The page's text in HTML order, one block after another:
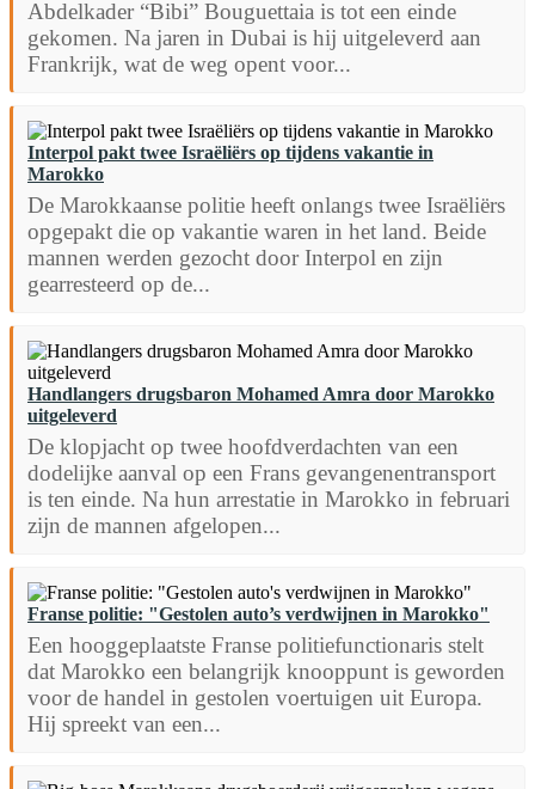
Abdelkader “Bibi” Bouguettaia is tot een einde
gekomen. Na jaren in Dubai is hij uitgeleverd aan
Frankrijk, wat de weg opent voor...
Interpol pakt twee Israëliërs op tijdens vakantie in
Marokko
De Marokkaanse politie heeft onlangs twee Israëliërs
opgepakt die op vakantie waren in het land. Beide
mannen werden gezocht door Interpol en zijn
gearresteerd op de...
Handlangers drugsbaron Mohamed Amra door Marokko
uitgeleverd
De klopjacht op twee hoofdverdachten van een
dodelijke aanval op een Frans gevangenentransport
is ten einde. Na hun arrestatie in Marokko in februari
zijn de mannen afgelopen...
Franse politie: "Gestolen auto’s verdwijnen in Marokko"
Een hooggeplaatste Franse politiefunctionaris stelt
dat Marokko een belangrijk knooppunt is geworden
voor de handel in gestolen voertuigen uit Europa.
Hij spreekt van een...